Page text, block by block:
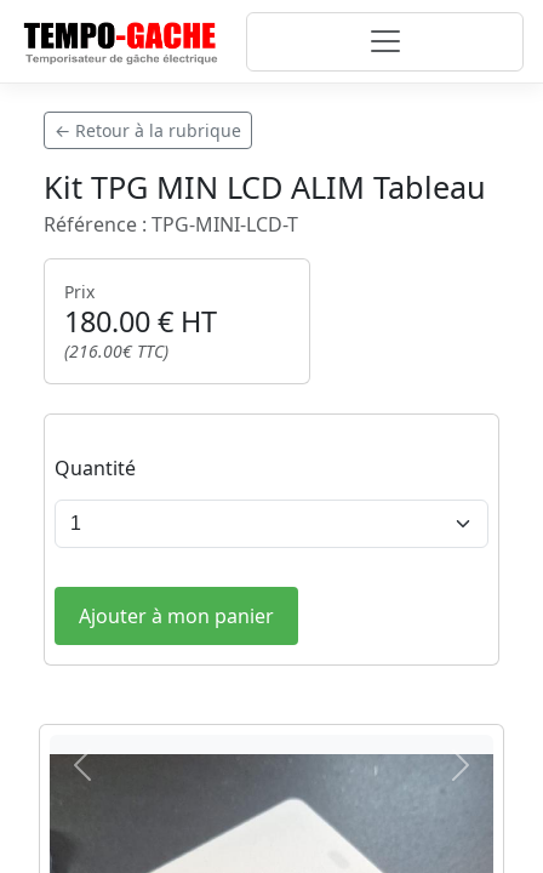
← Retour à la rubrique
Kit TPG MIN LCD ALIM Tableau
Référence : TPG-MINI-LCD-T
Prix
180.00 € HT
(216.00€ TTC)
Quantité
Précédent Suivant